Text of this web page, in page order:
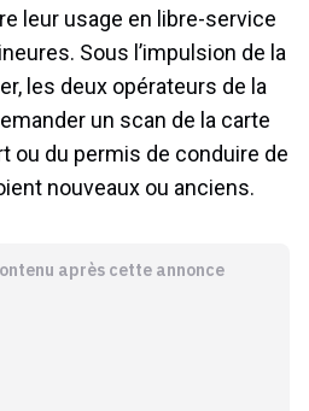
leur usage en libre-service
Sous l’impulsion de la
les deux opérateurs de la
un scan de la carte
ou du permis de conduire de
nouveaux ou anciens.
après cette annonce